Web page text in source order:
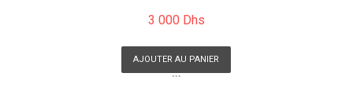
3 000 Dhs
AJOUTER AU PANIER
```